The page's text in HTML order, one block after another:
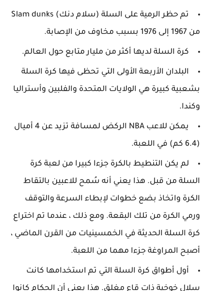
تم حظر الرمية على السلة (سلام دنك) Slam dunks
من 1967 إلى 1976 بسبب مخاوف من الإصابة.
كرة السلة لديها أكثر من مليار متابع حول العالم.
البلدان الأربعة الأولى التي تحظى فيها كرة السلة
بشعبية كبيرة هي الولايات المتحدة والفلبين وأستراليا
وكندا.
يمكن للاعب NBA الركض لمسافة تزيد عن 4 أميال
(6.4 كم) في اللعبة.
لم يكن التنطيط بالكرة جزءا كبيرا من لعبة كرة
السلة من قبل. هذا يعني أنه سُمح للاعبين بالتقاط
الكرة واتخاذ بضع خطوات لإبطاء السرعة والتوقف
ورمي الكرة من تلك البقعة. ومع ذلك ، عندما تم اختراع
كرة السلة الحديثة في الخمسينيات من القرن الماضي ،
أصبح المراوغة جزءا مهما من اللعبة.
أول أطواق كرة السلة التي تم استخدامها كانت
سلال خوخية ذات قاع مغلق. هذا يعني أن الحكام كانوا